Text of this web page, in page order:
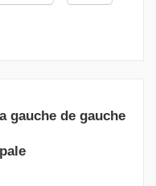
gauche de gauche